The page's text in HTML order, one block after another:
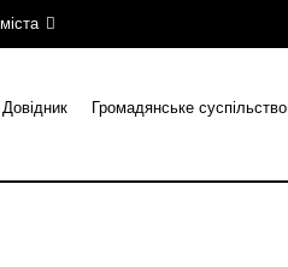
Довідник Громадянське суспільство